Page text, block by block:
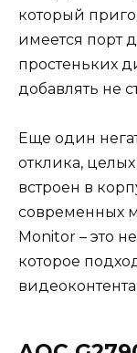
который
имеется порт
простеньких
добавлять не
Еще один
отклика,
встроен в
современных
Monitor – это
которое